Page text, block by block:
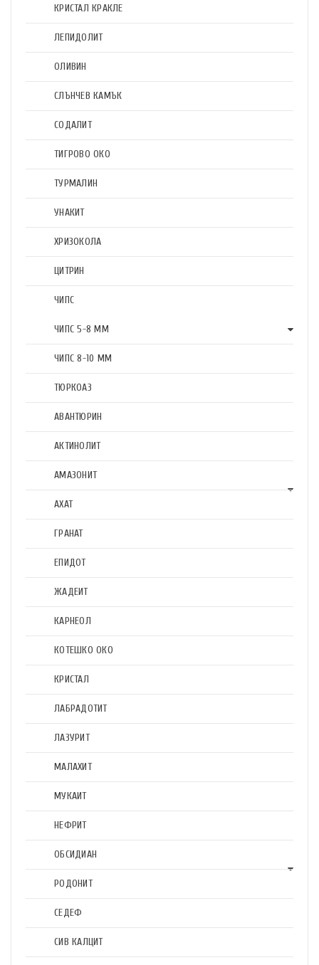
КРИСТАЛ КРАКЛЕ
ЛЕПИДОЛИТ
ОЛИВИН
СЛЪНЧЕВ КАМЪК
СОДАЛИТ
ТИГРОВО ОКО
ТУРМАЛИН
УНАКИТ
ХРИЗОКОЛА
ЦИТРИН
ЧИПС
ЧИПС 5-8 ММ
ЧИПС 8-10 ММ
ТЮРКОАЗ
АВАНТЮРИН
АКТИНОЛИТ
АМАЗОНИТ
АХАТ
ГРАНАТ
ЕПИДОТ
ЖАДЕИТ
КАРНЕОЛ
КОТЕШКО ОКО
КРИСТАЛ
ЛАБРАДОТИТ
ЛАЗУРИТ
МАЛАХИТ
МУКАИТ
НЕФРИТ
ОБСИДИАН
РОДОНИТ
СЕДЕФ
СИВ КАЛЦИТ